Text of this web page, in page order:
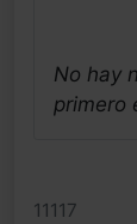
No hay
primero
11117